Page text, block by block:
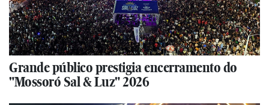
Grande público prestigia encerramento do
"Mossoró Sal & Luz" 2026